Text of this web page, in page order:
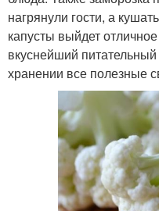
нагрянули гости, а
капусты выйдет
вкуснейший
хранении все полезные